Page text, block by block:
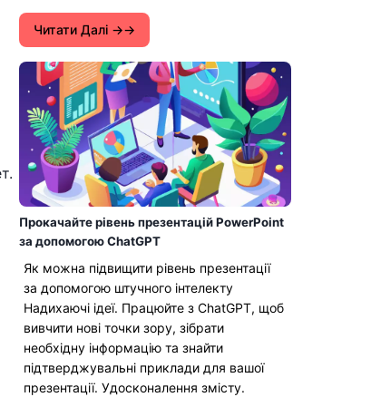
Читати Далі →
Прокачайте рівень презентацій PowerPoint
за допомогою ChatGPT
Як можна підвищити рівень презентації
за допомогою штучного інтелекту
Надихаючі ідеї. Працюйте з ChatGPT, щоб
вивчити нові точки зору, зібрати
необхідну інформацію та знайти
підтверджувальні приклади для вашої
презентації. Удосконалення змісту.